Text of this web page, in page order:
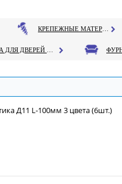
Д11 L-100мм 3 цвета (6шт.)